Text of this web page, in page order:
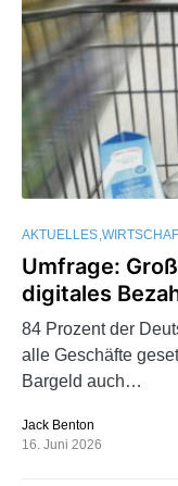
AKTUELLES
Umfrage:
digitales
84 Prozent der
alle Geschäfte
Bargeld auch…
Jack Benton
16. Juni 2026